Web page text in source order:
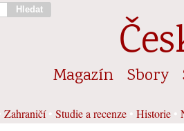
Hledat
Magazín Sbory
Zahraničí• Studie a recenze Historie